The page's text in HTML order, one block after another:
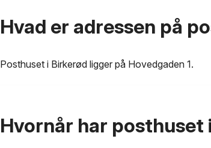
Hvad er adressen på
Posthuset i Birkerød ligger på Hovedgaden 1.
Hvornår har posthuset